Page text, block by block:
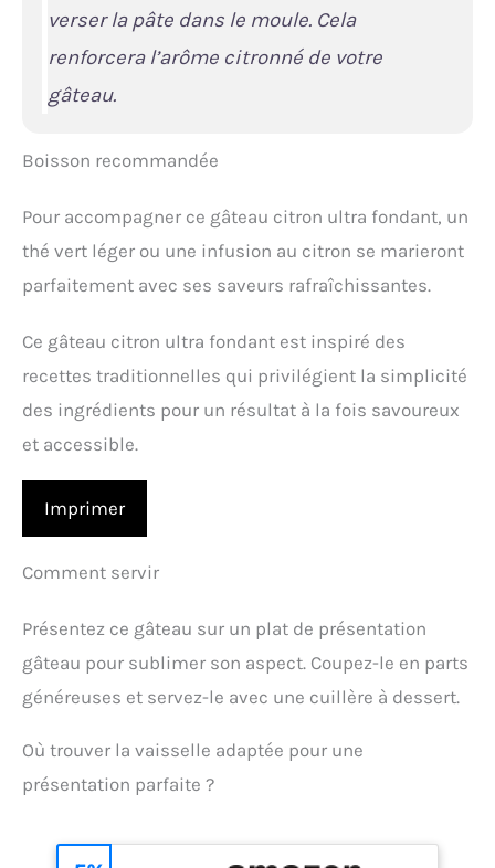
verser la pâte dans le moule. Cela
renforcera l’arôme citronné de votre
gâteau.
Boisson recommandée
Pour accompagner ce gâteau citron ultra fondant, un
thé vert léger ou une infusion au citron se marieront
parfaitement avec ses saveurs rafraîchissantes.
Ce gâteau citron ultra fondant est inspiré des
recettes traditionnelles qui privilégient la simplicité
des ingrédients pour un résultat à la fois savoureux
et accessible.
Imprimer
Comment servir
Présentez ce gâteau sur un plat de présentation
gâteau pour sublimer son aspect. Coupez-le en parts
généreuses et servez-le avec une cuillère à dessert.
Où trouver la vaisselle adaptée pour une
présentation parfaite ?